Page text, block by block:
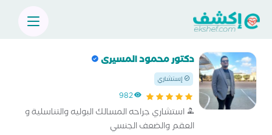
دكتور محمود المسيرى
إستشاري
982
استشاري جراحه المسالك البوليه والتناسلية و
العقم والضعف الجنسي